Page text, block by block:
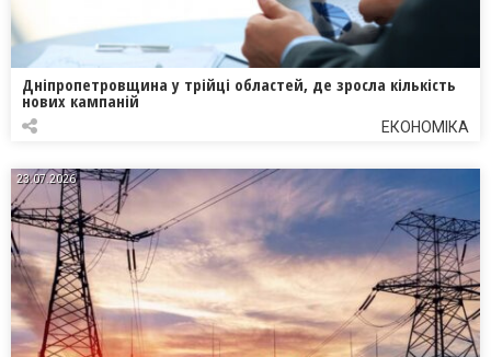
Дніпропетровщина у трійці областей, де зросла кількість
нових кампаній
ЕКОНОМІКА
23.07.2026